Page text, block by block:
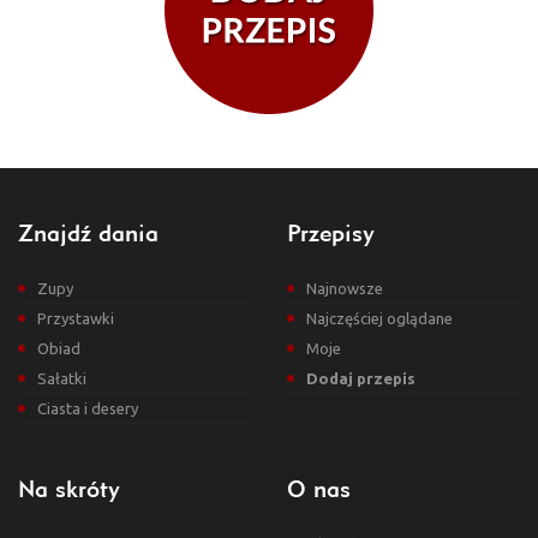
Znajdź dania
Zupy
Przystawki
Obiad
Sałatki
Ciasta i desery
Przepisy
Najnowsze
Najczęściej oglądane
Moje
Dodaj przepis
Na skróty O nas